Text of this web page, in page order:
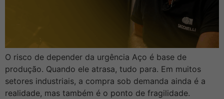
O risco de depender da urgência Aço é base de
produção. Quando ele atrasa, tudo para. Em muitos
setores industriais, a compra sob demanda ainda é a
realidade, mas também é o ponto de fragilidade.